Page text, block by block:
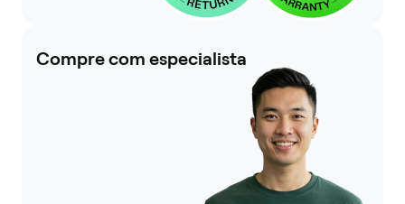
Compre com especialista